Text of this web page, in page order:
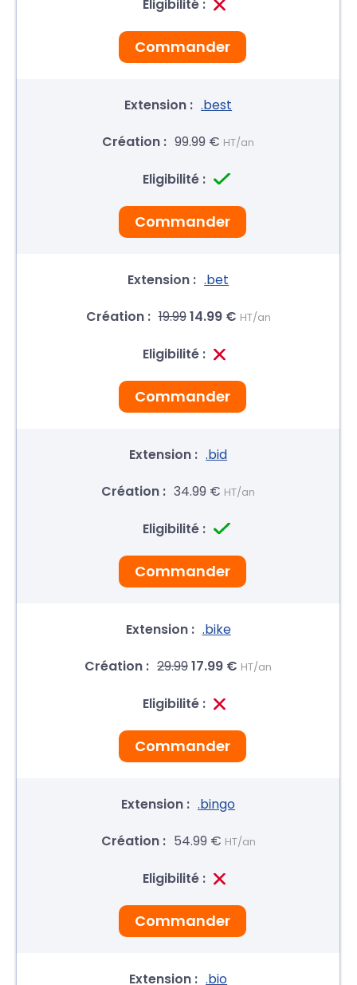
Commander
.best
99.99 € HT/an
Commander
.bet
19.9914.99 € HT/an
Commander
.bid
34.99 € HT/an
Commander
.bike
29.9917.99 € HT/an
Commander
.bingo
54.99 € HT/an
Commander
.bio